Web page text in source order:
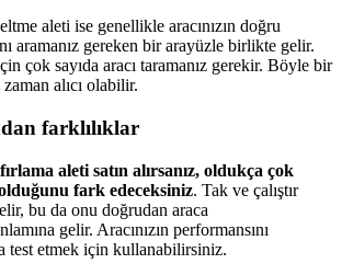
aleti ise genellikle aracınızın doğru
aramanız gereken bir arayüzle birlikte gelir.
çok sayıda aracı taramanız gerekir. Böyle bir
alıcı olabilir.
farklılıklar
aleti satın alırsanız, oldukça çok
fark edeceksiniz. Tak ve çalıştır
bu da onu doğrudan araca
gelir. Aracınızın performansını
test etmek için kullanabilirsiniz.